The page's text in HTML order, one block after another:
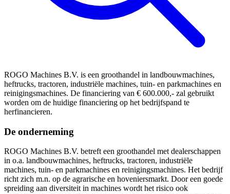
ROGO Machines B.V. is een groothandel in landbouwmachines,
heftrucks, tractoren, industriële machines, tuin- en parkmachines en
reinigingsmachines. De financiering van € 600.000,- zal gebruikt
worden om de huidige financiering op het bedrijfspand te
herfinancieren.
De onderneming
ROGO Machines B.V. betreft een groothandel met dealerschappen
in o.a. landbouwmachines, heftrucks, tractoren, industriële
machines, tuin- en parkmachines en reinigingsmachines. Het bedrijf
richt zich m.n. op de agrarische en hoveniersmarkt. Door een goede
spreiding aan diversiteit in machines wordt het risico ook